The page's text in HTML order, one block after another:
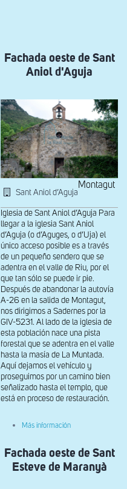
Fachada oeste de Sant
Aniol d'Aguja
Sant Aniol d’Aguja
Montagut
Iglesia de Sant Aniol d’Aguja Para
llegar a la iglesia Sant Aniol
d’Aguja (o d’Aguges, o d’Uja) el
único acceso posible es a través
de un pequeño sendero que se
adentra en el valle de Riu, por el
que tan sólo se puede ir pie.
Después de abandonar la autovía
A-26 en la salida de Montagut,
nos dirigimos a Sadernes por la
GIV-5231. Al lado de la iglesia de
esta población nace una pista
forestal que se adentra en el valle
hasta la masía de La Muntada.
Aquí dejamos el vehículo y
proseguimos por un camino bien
señalizado hasta el templo, que
está en proceso de restauración.
Más información
de
Aniol
Fachada oeste de Sant
Esteve de Maranyà